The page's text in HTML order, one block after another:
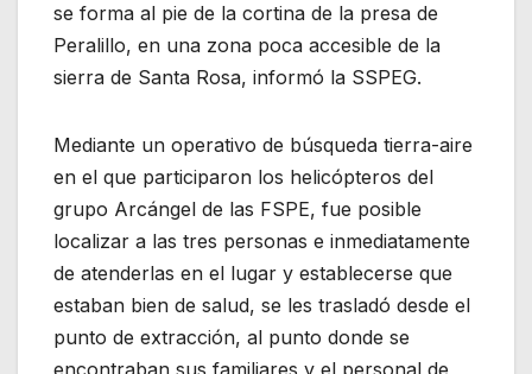
se forma al pie de la cortina de la presa de
Peralillo, en una zona poca accesible de la
sierra de Santa Rosa, informó la SSPEG.
Mediante un operativo de búsqueda tierra-aire
en el que participaron los helicópteros del
grupo Arcángel de las FSPE, fue posible
localizar a las tres personas e inmediatamente
de atenderlas en el lugar y establecerse que
estaban bien de salud, se les trasladó desde el
punto de extracción, al punto donde se